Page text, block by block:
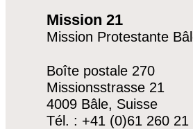
Mission 21
Mission Protestante
Boîte postale 270
Missionsstrasse 21
4009 Bâle, Suisse
Tél. : +41 (0)61 260 21